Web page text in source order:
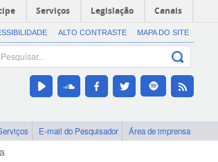
Serviços Legislação Canais
ALTO CONTRASTE MAPA DO SITE
E-mail do Pesquisador Área de imprensa